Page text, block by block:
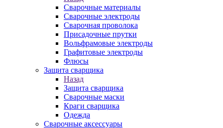
Сварочные материалы
Сварочные электроды
Сварочная проволока
Присадочные прутки
Вольфрамовые электроды
Графитовые электроды
Флюсы
Защита сварщика
Назад
Защита сварщика
Сварочные маски
Краги сварщика
Одежда
Сварочные аксессуары